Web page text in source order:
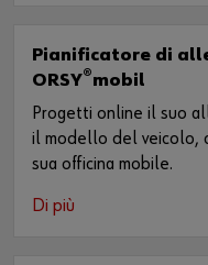
Pianificatore di
ORSY®mobil
Progetti online il suo
il modello del veicolo,
sua officina mobile.
Di più